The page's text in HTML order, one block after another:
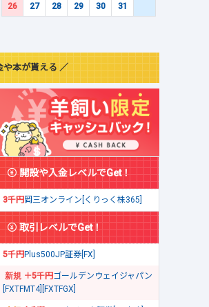
26
27 28 29 30 31
や本が貰える ／
開設や入金レベルでGet！
3千円岡三オンライン[くりっく株365]
取引レベルでGet！
5千円Plus500JP証券[FX]
＋5千円ゴールデンウェイジャパン
[FXTFMT4][FXTFGX]